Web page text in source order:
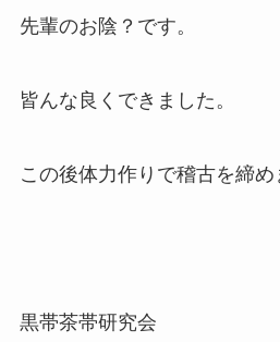
先輩のお陰？です。
皆んな良くできました。
この後体力作りで稽古を締め
黒帯茶帯研究会